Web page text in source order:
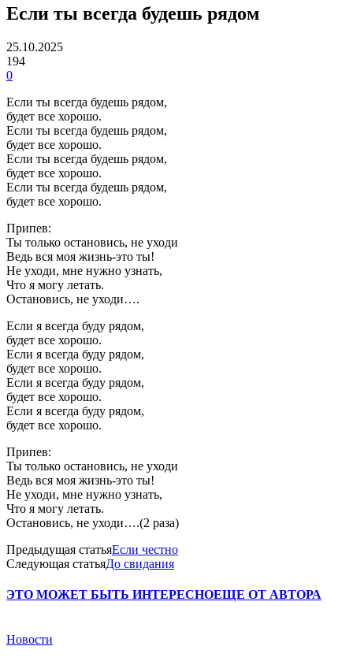
Если ты всегда будешь рядом
25.10.2025
194
0
Если ты всегда будешь рядом,
будет все хорошо.
Если ты всегда будешь рядом,
будет все хорошо.
Если ты всегда будешь рядом,
будет все хорошо.
Если ты всегда будешь рядом,
будет все хорошо.
Припев:
Ты только остановись, не уходи
Ведь вся моя жизнь-это ты!
Не уходи, мне нужно узнать,
Что я могу летать.
Остановись, не уходи….
Если я всегда буду рядом,
будет все хорошо.
Если я всегда буду рядом,
будет все хорошо.
Если я всегда буду рядом,
будет все хорошо.
Если я всегда буду рядом,
будет все хорошо.
Припев:
Ты только остановись, не уходи
Ведь вся моя жизнь-это ты!
Не уходи, мне нужно узнать,
Что я могу летать.
Остановись, не уходи….(2 раза)
Предыдущая статьяЕсли честно
Следующая статьяДо свидания
ЭТО МОЖЕТ БЫТЬ ИНТЕРЕСНОЕЩЕ ОТ АВТОРА
Новости